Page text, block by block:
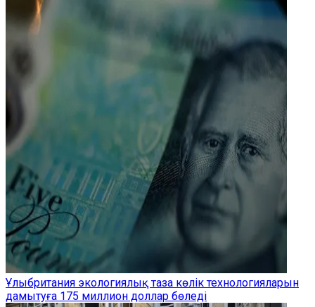
Ұлыбритания экологиялық таза көлік технологияларын
дамытуға 175 миллион доллар бөледі